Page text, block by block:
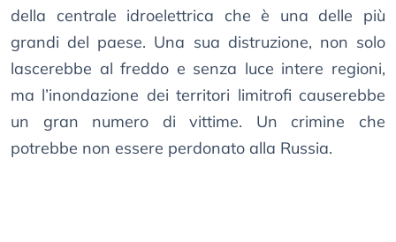
della centrale idroelettrica che è una delle più
grandi del paese. Una sua distruzione, non solo
lascerebbe al freddo e senza luce intere regioni,
ma l’inondazione dei territori limitrofi causerebbe
un gran numero di vittime. Un crimine che
potrebbe non essere perdonato alla Russia.